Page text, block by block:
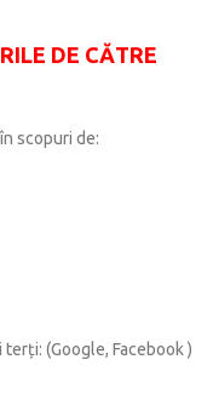
DE CĂTRE
scopuri de:
(Google, Facebook )